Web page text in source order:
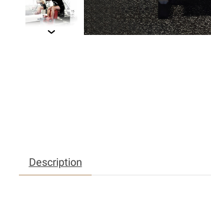
Description